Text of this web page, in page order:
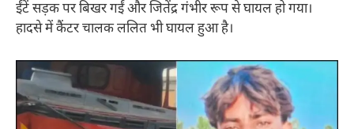
ईंटें सड़क पर बिखर गईं और जितेंद्र गंभीर रूप से घायल हो गया।
हादसे में कैंटर चालक ललित भी घायल हुआ है।